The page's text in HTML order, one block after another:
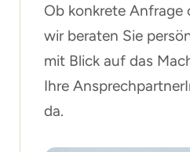
Ob konkrete Anfrage
wir beraten Sie
mit Blick auf das
Ihre
da.